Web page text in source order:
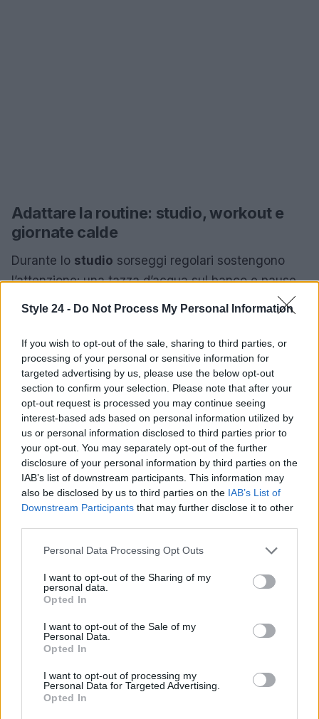
Style 24 - Do Not Process My Personal Information
If you wish to opt-out of the sale, sharing to third parties, or
processing of your personal or sensitive information for
targeted advertising by us, please use the below opt-out
section to confirm your selection. Please note that after your
opt-out request is processed you may continue seeing
interest-based ads based on personal information utilized by
us or personal information disclosed to third parties prior to
your opt-out. You may separately opt-out of the further
disclosure of your personal information by third parties on the
IAB’s list of downstream participants. This information may
also be disclosed by us to third parties on the IAB’s List of
Downstream Participants that may further disclose it to other
Please note that this website/app uses one or more Google
not limited to your visit or usage behaviour. You may click to
grant or deny consent to Google and its third-party tags to
use your data for below specified purposes in below Google
consent section.
Personal Data Processing Opt Outs
I want to opt-out of the Sharing of my
personal data.
Opted In
I want to opt-out of the Sale of my
Personal Data.
Opted In
I want to opt-out of processing my
Personal Data for Targeted Advertising.
Opted In
Adattare la routine: studio, workout e
giornate calde
Durante lo studio sorseggi regolari sostengono
l’attenzione: una tazza d’acqua sul banco e pause
brevi per bere riducono la fatica mentale.
e durata: prima si arriva idratati, durante si beve in
base alla sete e alla sudorazione, dopo si reintegra
con acqua, sodio e potassio, anche tramite cibi
salati e frutta. Nellegiornate caldeaumentano sia i
sorsi che l’apporto di sodio nei pasti; abiti leggeri e
ombra completano la strategia. Chi suda molto
salato può valutare bevande con elettroliti; chi
suda poco può restare su acqua e alimenti ricchi di
minerali, osservando sempre i segnali del corpo.
semplici: 1) preparare acqua al mattino e distribuirla
micro-sorsi
potassioe una moderata quota di sodio nei pasti;
3) usare infusi o acqua aromatizzata per variare; 4)
feedback; 5) regolare iltimingprima, durante e
dopo studio o allenamento; 6) intensificare liquidi